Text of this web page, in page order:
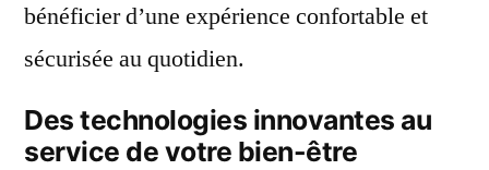
bénéficier d’une expérience confortable et
sécurisée au quotidien.
Des technologies innovantes au
service de votre bien-être